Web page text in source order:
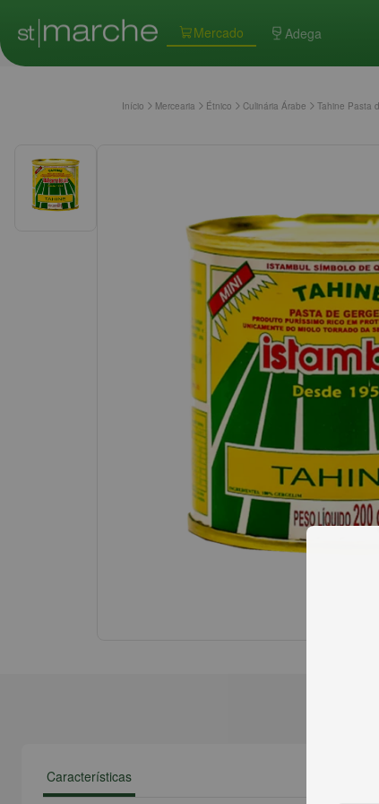
Mercado Adega
Início Mercearia Étnico Culinária Árabe Tahine Pasta
Características